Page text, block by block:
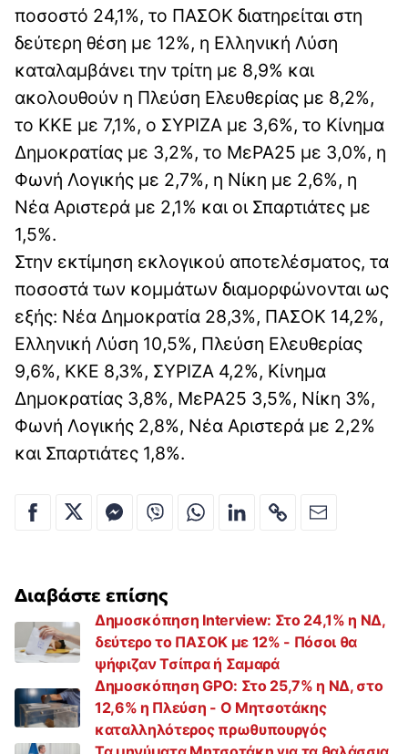
ποσοστό 24,1%, το ΠΑΣΟΚ διατηρείται στη
δεύτερη θέση με 12%, η Ελληνική Λύση
καταλαμβάνει την τρίτη με 8,9% και
ακολουθούν η Πλεύση Ελευθερίας με 8,2%,
το ΚΚΕ με 7,1%, ο ΣΥΡΙΖΑ με 3,6%, το Κίνημα
Δημοκρατίας με 3,2%, το ΜεΡΑ25 με 3,0%, η
Φωνή Λογικής με 2,7%, η Νίκη με 2,6%, η
Νέα Αριστερά με 2,1% και οι Σπαρτιάτες με
1,5%.
Στην εκτίμηση εκλογικού αποτελέσματος, τα
ποσοστά των κομμάτων διαμορφώνονται ως
εξής: Νέα Δημοκρατία 28,3%, ΠΑΣΟΚ 14,2%,
Ελληνική Λύση 10,5%, Πλεύση Ελευθερίας
9,6%, ΚΚΕ 8,3%, ΣΥΡΙΖΑ 4,2%, Κίνημα
Δημοκρατίας 3,8%, ΜεΡΑ25 3,5%, Νίκη 3%,
Φωνή Λογικής 2,8%, Νέα Αριστερά με 2,2%
και Σπαρτιάτες 1,8%.
Διαβάστε επίσης
Δημοσκόπηση Interview: Στο 24,1% η ΝΔ,
δεύτερο το ΠΑΣΟΚ με 12% - Πόσοι θα
ψήφιζαν Τσίπρα ή Σαμαρά
Δημοσκόπηση GPO: Στο 25,7% η ΝΔ, στο
12,6% η Πλεύση - Ο Μητσοτάκης
καταλληλότερος πρωθυπουργός